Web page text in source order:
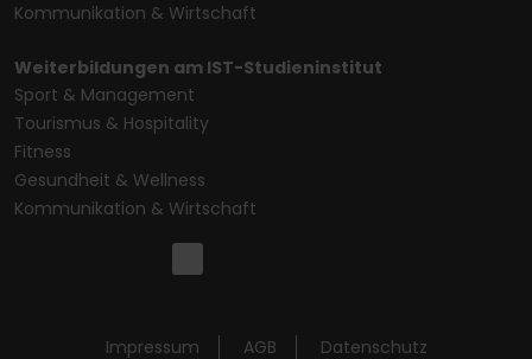
Kommunikation & Wirtschaft
Weiterbildungen am IST-Studieninstitut
Sport & Management
Tourismus & Hospitality
Fitness
Gesundheit & Wellness
Kommunikation & Wirtschaft
Impressum AGB Datenschutz